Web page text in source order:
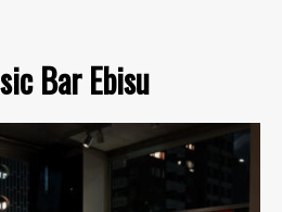
Bar Ebisu